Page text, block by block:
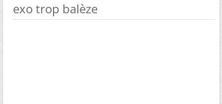
exo trop balèze